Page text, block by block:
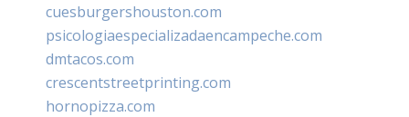
cuesburgershouston.com
psicologiaespecializadaencampeche.com
dmtacos.com
crescentstreetprinting.com
hornopizza.com